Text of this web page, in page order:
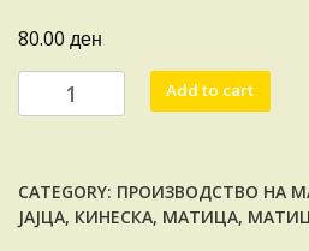
80.00 ден
КИНЕСКА
ИГЛА
Add to cart
CATEGORY: ПРОИЗВОДСТВО НА
ЈАЈЦА, КИНЕСКА, МАТИЦА,